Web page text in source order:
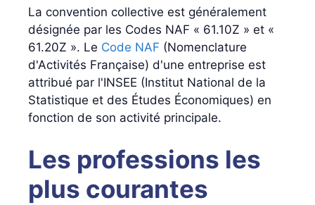
La convention collective est généralement
désignée par les Codes NAF « 61.10Z » et «
61.20Z ». Le Code NAF (Nomenclature
d'Activités Française) d'une entreprise est
attribué par l'INSEE (Institut National de la
Statistique et des Études Économiques) en
fonction de son activité principale.
Les professions les
plus courantes